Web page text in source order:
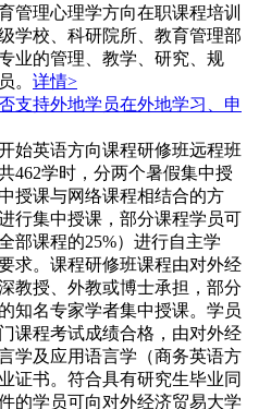
管理心理学方向在职课程培训
学校、科研院所、教育管理部
业的管理、教学、研究、规
。 详情>
支持外地学员在外地学习、申
始英语方向课程研修班远程班
462学时，分两个暑假集中授
授课与网络课程相结合的方
行集中授课，部分课程学员可
部课程的25%）进行自主学
求。课程研修班课程由对外经
教授、外教或博士承担，部分
知名专家学者集中授课。学员
课程考试成绩合格，由对外经
学及应用语言学（商务英语方
证书。符合具有研究生毕业同
的学员可向对外经济贸易大学